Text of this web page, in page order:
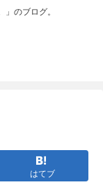
のブログ。
はてブ